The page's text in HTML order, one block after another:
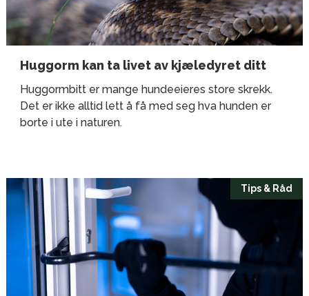
Huggorm kan ta livet av kjæledyret ditt
Huggormbitt er mange hundeeieres store skrekk.
Det er ikke alltid lett å få med seg hva hunden er
borte i ute i naturen.
Tips & Råd